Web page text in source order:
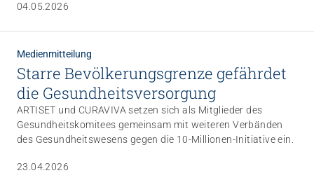
Nichtregierungsorganisationen ruft dazu auf, die Initiative
Verletzungen der Kinderrechte im Migrations- und Asylwesen
und öffnet zugleich die Tür zu einer Kündigung der UN-
Kinderrechtskonvention (KRK) – mit gravierenden Folgen für
den Alltag aller Kinder und Jugendlichen in der Schweiz.
04.05.2026
Medienmitteilung
Starre Bevölkerungsgrenze gefährdet
die Gesundheitsversorgung
ARTISET und CURAVIVA setzen sich als Mitglieder des
Gesundheitskomitees gemeinsam mit weiteren Verbänden
des Gesundheitswesens gegen die 10-Millionen-Initiative ein.
23.04.2026